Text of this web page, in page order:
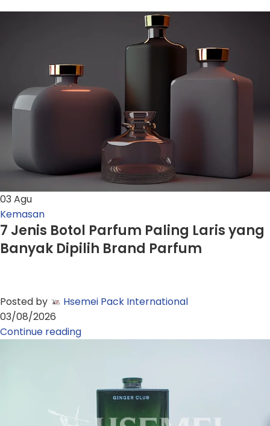
03 Agu
Kemasan
7 Jenis Botol Parfum Paling Laris yang
Banyak Dipilih Brand Parfum
Posted by
Hsemei Pack International
03/08/2026
Continue reading